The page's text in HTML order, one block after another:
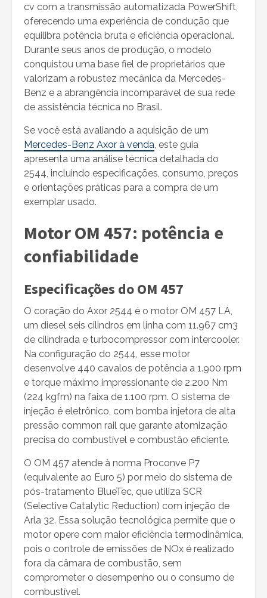
cv com a transmissão automatizada PowerShift,
oferecendo uma experiência de condução que
equilibra potência bruta e eficiência operacional.
Durante seus anos de produção, o modelo
conquistou uma base fiel de proprietários que
valorizam a robustez mecânica da Mercedes-
Benz e a abrangência incomparável de sua rede
de assistência técnica no Brasil.
Se você está avaliando a aquisição de um
Mercedes-Benz Axor à venda , este guia
apresenta uma análise técnica detalhada do
2544, incluindo especificações, consumo, preços
e orientações práticas para a compra de um
exemplar usado.
Motor OM 457: potência e
confiabilidade
Especificações do OM 457
O coração do Axor 2544 é o motor OM 457 LA,
um diesel seis cilindros em linha com 11.967 cm3
de cilindrada e turbocompressor com intercooler.
Na configuração do 2544, esse motor
desenvolve 440 cavalos de potência a 1.900 rpm
e torque máximo impressionante de 2.200 Nm
(224 kgfm) na faixa de 1.100 rpm. O sistema de
injeção é eletrônico, com bomba injetora de alta
pressão common rail que garante atomização
precisa do combustível e combustão eficiente.
O OM 457 atende à norma Proconve P7
(equivalente ao Euro 5) por meio do sistema de
pós-tratamento BlueTec, que utiliza SCR
(Selective Catalytic Reduction) com injeção de
Arla 32. Essa solução tecnológica permite que o
motor opere com maior eficiência termodinâmica,
pois o controle de emissões de NOx é realizado
fora da câmara de combustão, sem
comprometer o desempenho ou o consumo de
combustível.